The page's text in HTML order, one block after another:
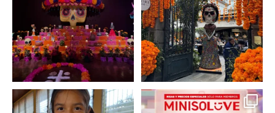
2 0 2 0
En un contexto donde
La temporada navideña